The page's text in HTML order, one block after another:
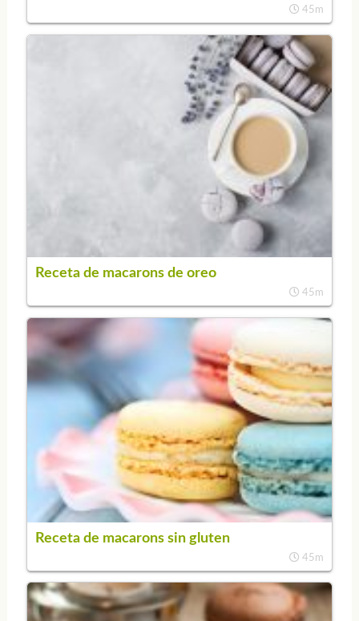
45m
Receta de macarons de oreo
45m
Receta de macarons sin gluten
45m